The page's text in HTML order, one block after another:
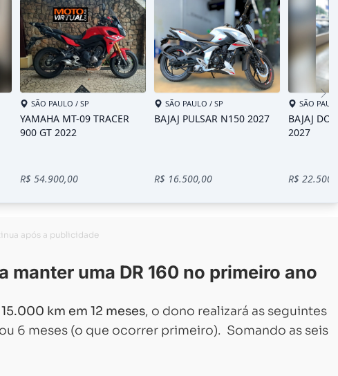
uma DR 160 no primeiro ano
15.000 km em 12 meses, o dono realizará as seguintes
6 meses (o que ocorrer primeiro). Somando as seis
Carregando...
Carregando...